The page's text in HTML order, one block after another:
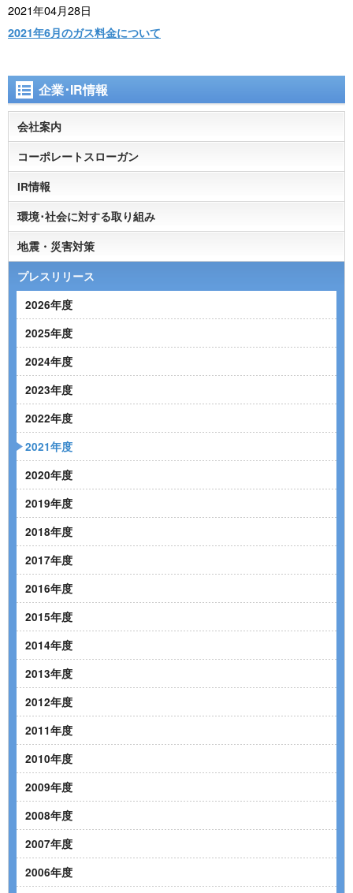
2021年04月28日
2021年6月のガス料金について
企業･IR情報
会社案内
コーポレートスローガン
IR情報
環境･社会に対する取り組み
地震・災害対策
プレスリリース
2026年度
2025年度
2024年度
2023年度
2022年度
2021年度
2020年度
2019年度
2018年度
2017年度
2016年度
2015年度
2014年度
2013年度
2012年度
2011年度
2010年度
2009年度
2008年度
2007年度
2006年度